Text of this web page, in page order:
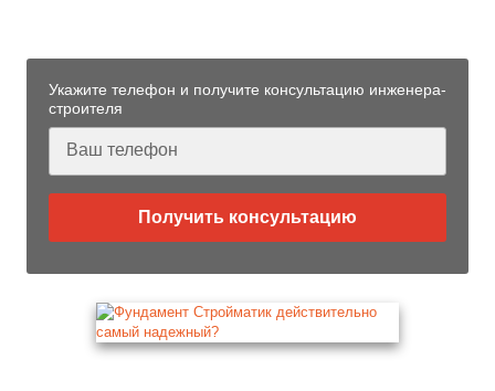
Укажите телефон и получите консультацию инженера-
строителя
Получить консультацию